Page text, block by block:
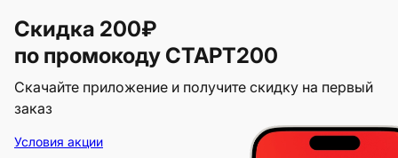
Скидка 200₽
по промокоду СТАРТ200
Скачайте приложение и получите скидку на первый
заказ
Условия акции